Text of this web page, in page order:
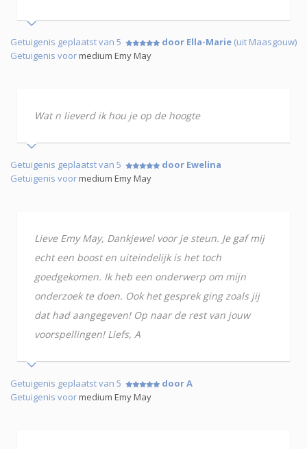
Getuigenis geplaatst van 5 door Ella-Marie (uit Maasgouw)
Getuigenis voormedium Emy May
Wat n lieverd ik hou je op de hoogte
Getuigenis geplaatst van 5
door Ewelina
Getuigenis voormedium Emy May
Lieve Emy May, Dankjewel voor je steun. Je gaf mij
echt een boost en uiteindelijk is het toch
goedgekomen. Ik heb een onderwerp om mijn
onderzoek te doen. Ook het gesprek ging zoals jij
dat had aangegeven! Op naar de rest van jouw
voorspellingen! Liefs, A
Getuigenis geplaatst van 5
door A
Getuigenis voormedium Emy May